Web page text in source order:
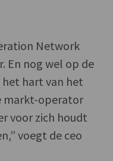
Network
En nog wel op de
hart van het
markt-operator
voor zich houdt
voegt de ceo